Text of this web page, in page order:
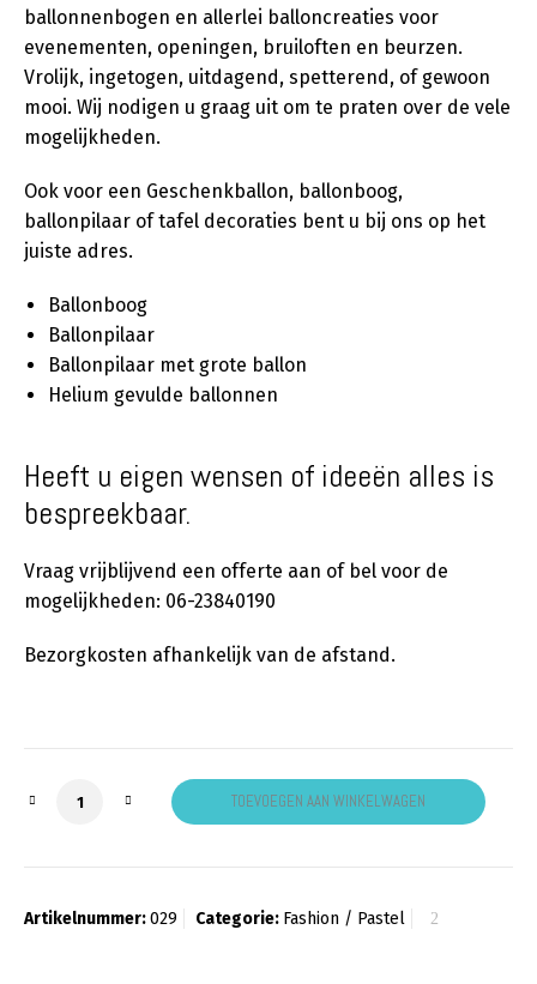
ballonnenbogen en allerlei balloncreaties voor
evenementen, openingen, bruiloften en beurzen.
Vrolijk, ingetogen, uitdagend, spetterend, of gewoon
mooi. Wij nodigen u graag uit om te praten over de vele
mogelijkheden.
Ook voor een Geschenkballon, ballonboog,
ballonpilaar of tafel decoraties bent u bij ons op het
juiste adres.
Ballonboog
Ballonpilaar
Ballonpilaar met grote ballon
Helium gevulde ballonnen
Heeft u eigen wensen of ideeën alles is
bespreekbaar.
Vraag vrijblijvend een offerte aan of bel voor de
mogelijkheden: 06-23840190
Bezorgkosten afhankelijk van de afstand.
Fashionkleuren: Shamrock Green aantal
TOEVOEGEN AAN WINKELWAGEN
Artikelnummer:029 Categorie: Fashion / Pastel